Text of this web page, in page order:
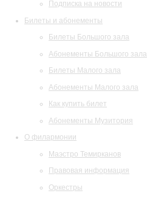
Подписка на новости
Билеты и абонементы
Билеты Большого зала
Абонементы Большого зала
Билеты Малого зала
Абонементы Малого зала
Как купить билет
Абонементы Музитория
О филармонии
Маэстро Темирканов
Правовая информация
Оркестры